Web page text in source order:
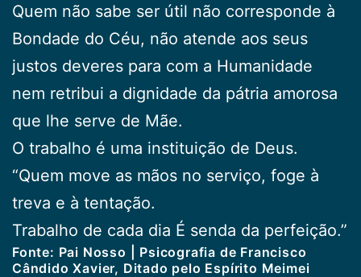
Quem não sabe ser útil não corresponde à
Bondade do Céu, não atende aos seus
justos deveres para com a Humanidade
nem retribui a dignidade da pátria amorosa
que lhe serve de Mãe.
O trabalho é uma instituição de Deus.
“Quem move as mãos no serviço, foge à
treva e à tentação.
Trabalho de cada dia É senda da perfeição.”
Fonte: Pai Nosso | Psicografia de Francisco
Cândido Xavier, Ditado pelo Espírito Meimei